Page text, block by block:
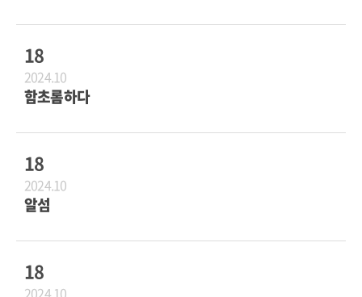
18
2024.10
함초롬하다
18
2024.10
알섬
18
2024.10